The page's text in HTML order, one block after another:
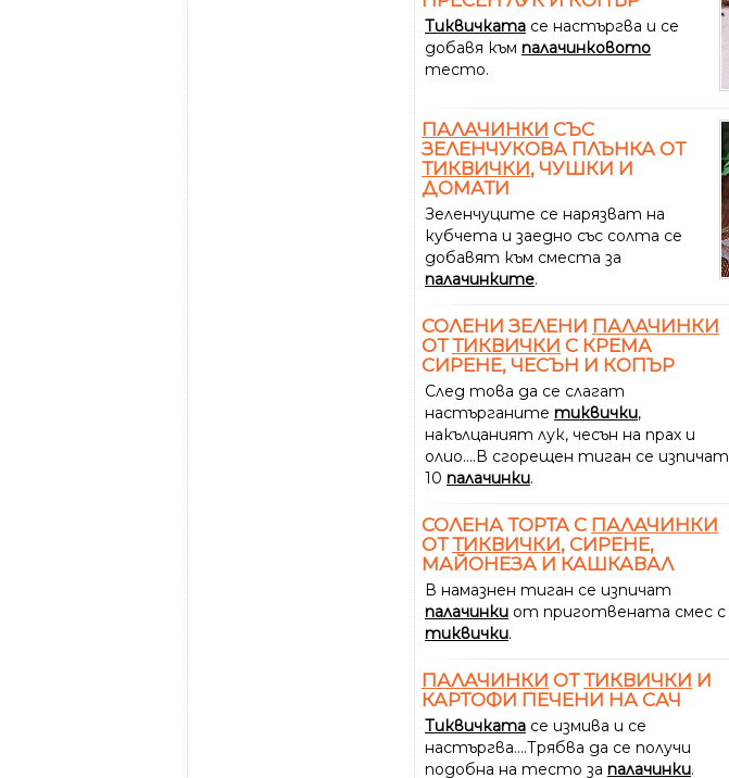
Тиквичката се настъргва и се
добавя към палачинковото
тесто.
ПАЛАЧИНКИ СЪС
ЗЕЛЕНЧУКОВА ПЛЪНКА ОТ
ТИКВИЧКИ, ЧУШКИ И
ДОМАТИ
Зеленчуците се нарязват на
кубчета и заедно със солта се
добавят към сместа за
палачинките.
СОЛЕНИ ЗЕЛЕНИ ПАЛАЧИНКИ
ОТТИКВИЧКИ С КРЕМА
СИРЕНЕ, ЧЕСЪН И КОПЪР
След това да се слагат
настърганите тиквички,
накълцаният лук, чесън на прах и
олио....В сгорещен тиган се изпичат
10 палачинки.
СОЛЕНА ТОРТА С ПАЛАЧИНКИ
ОТТИКВИЧКИ, СИРЕНЕ,
МАЙОНЕЗА И КАШКАВАЛ
В намазнен тиган се изпичат
палачинки от приготвената смес с
тиквички.
ПАЛАЧИНКИ ОТТИКВИЧКИ И
КАРТОФИ ПЕЧЕНИ НА САЧ
Тиквичката се измива и се
настъргва....Трябва да се получи
подобна на тесто за палачинки.